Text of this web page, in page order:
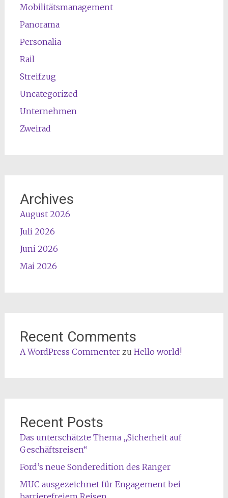
Mobilitätsmanagement
Panorama
Personalia
Rail
Streifzug
Uncategorized
Unternehmen
Zweirad
Archives
August 2026
Juli 2026
Juni 2026
Mai 2026
Recent Comments
A WordPress Commenterzu Hello world!
Recent Posts
Das unterschätzte Thema „Sicherheit auf
Geschäftsreisen“
Ford’s neue Sonderedition des Ranger
MUC ausgezeichnet für Engagement bei